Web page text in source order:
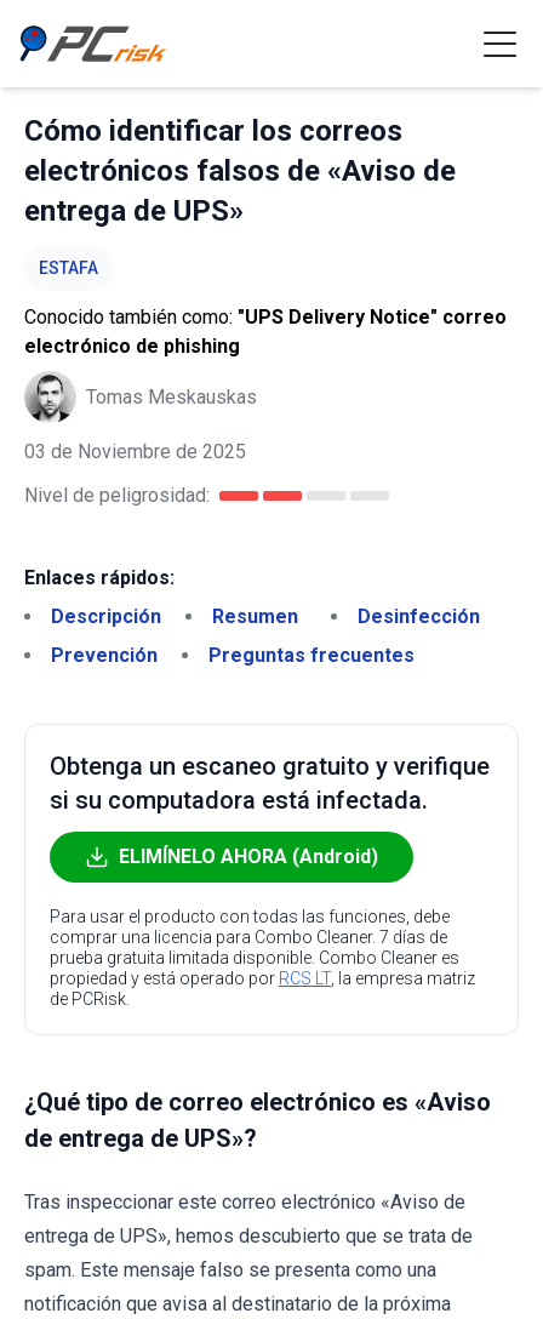
Cómo identificar los correos
electrónicos falsos de «Aviso de
entrega de UPS»
ESTAFA
Conocido también como: "UPS Delivery Notice" correo
electrónico de phishing
Tomas Meskauskas
03 de Noviembre de 2025
Nivel de peligrosidad:
Enlaces rápidos:
Descripción
Resumen
Desinfección
Prevención
Preguntas frecuentes
Obtenga un escaneo gratuito y verifique
si su computadora está infectada.
ELIMÍNELO AHORA (Android)
Para usar el producto con todas las funciones, debe
comprar una licencia para Combo Cleaner. 7 días de
prueba gratuita limitada disponible. Combo Cleaner es
propiedad y está operado por RCS LT, la empresa matriz
de PCRisk.
¿Qué tipo de correo electrónico es «Aviso
de entrega de UPS»?
Tras inspeccionar este correo electrónico «Aviso de
entrega de UPS», hemos descubierto que se trata de
spam. Este mensaje falso se presenta como una
notificación que avisa al destinatario de la próxima